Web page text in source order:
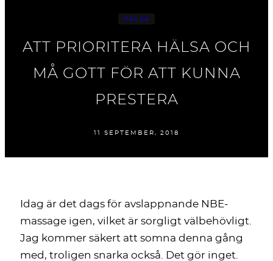
HÄLSA
ATT PRIORITERA HÄLSA OCH
MÅ GOTT FÖR ATT KUNNA
PRESTERA
11 SEPTEMBER, 2018
Idag är det dags för avslappnande NBE-
massage igen, vilket är sorgligt välbehövligt.
Jag kommer säkert att somna denna gång
med, troligen snarka också. Det gör inget.